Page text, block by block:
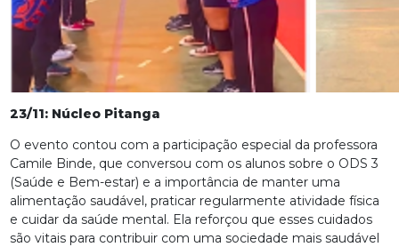
23/11: Núcleo Pitanga
O evento contou com a participação especial da professora
Camile Binde, que conversou com os alunos sobre o ODS 3
(Saúde e Bem-estar) e a importância de manter uma
alimentação saudável, praticar regularmente atividade física
e cuidar da saúde mental. Ela reforçou que esses cuidados
são vitais para contribuir com uma sociedade mais saudável